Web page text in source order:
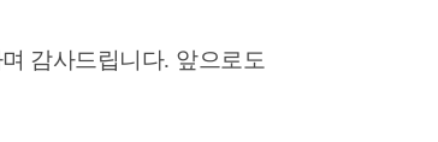
감사드립니다. 앞으로도